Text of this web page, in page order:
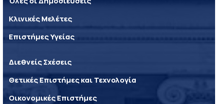
Κλινικές Μελέτες
Επιστήμες Υγείας
Διεθνείς Σχέσεις
Θετικές Επιστήμες και Τεχνολογία
Οικονομικές Επιστήμες